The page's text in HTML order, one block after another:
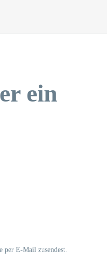
ein
per E-Mail zusendest.